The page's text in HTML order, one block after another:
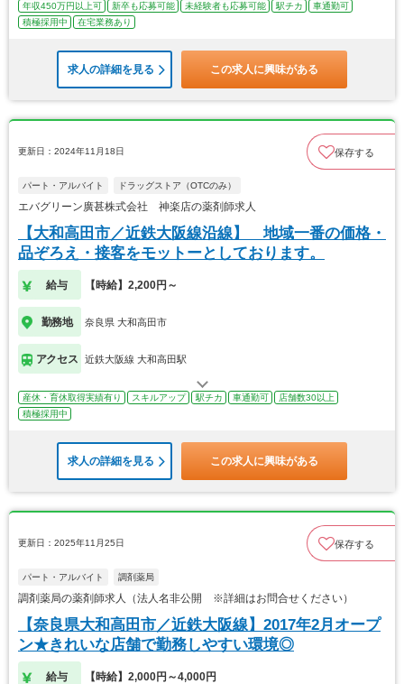
年収450万円以上可 新卒も応募可能 未経験者も応募可能 駅チカ
車通勤可
積極採用中
在宅業務あり
求人の詳細を見る この求人に興味がある
更新日：2024年11月18日 保存する
パート・アルバイト ドラッグストア（OTCのみ）
エバグリーン廣甚株式会社 神楽店の薬剤師求人
【大和高田市／近鉄大阪線沿線】 地域一番の価格・
品ぞろえ・接客をモットーとしております。
給与 【時給】2,200円～
勤務地 奈良県 大和高田市
アクセス 近鉄大阪線 大和高田駅
産休・育休取得実績有り スキルアップ 駅チカ 車通勤可
店舗数30以上
積極採用中
求人の詳細を見る この求人に興味がある
更新日：2025年11月25日 保存する
パート・アルバイト 調剤薬局
調剤薬局の薬剤師求人（法人名非公開 ※詳細はお問合せください）
【奈良県大和高田市／近鉄大阪線】2017年2月オープ
ン★きれいな店舗で勤務しやすい環境◎
給与 【時給】2,000円～4,000円